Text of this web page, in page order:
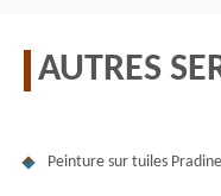
AUTRES
Peinture sur tuiles